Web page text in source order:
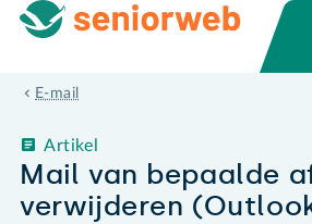
E-mail
Mail van bepaalde
verwijderen
Artikel